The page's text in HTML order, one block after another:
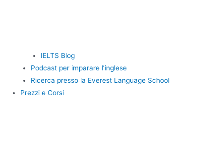
IELTS Blog
Podcast per imparare l’inglese
Ricerca presso la Everest Language School
Prezzi e Corsi